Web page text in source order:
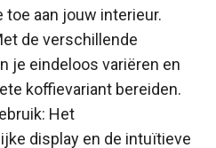
toe aan jouw interieur.
de verschillende
je eindeloos variëren en
koffievariant bereiden.
Het
display en de intuïtieve